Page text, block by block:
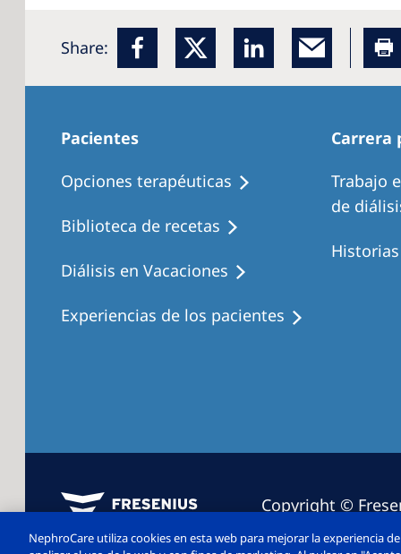
Share:
Pacientes
Opciones terapéuticas
Biblioteca de recetas
Diálisis en Vacaciones
Experiencias de los pacientes
Carrera
Trabajo
de
Copyright ©
2026. Todos los
NephroCare utiliza cookies en esta web para mejorar la experiencia